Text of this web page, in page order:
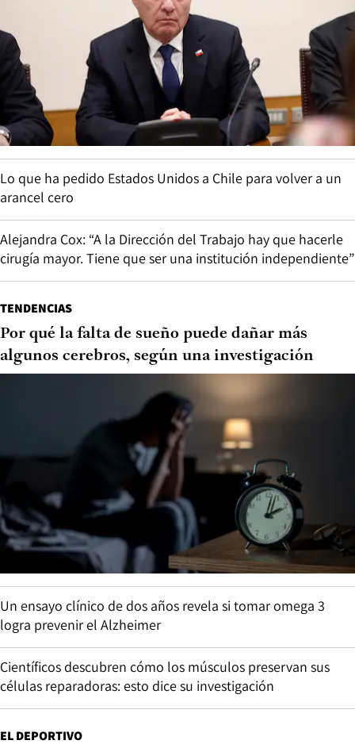
Lo que ha pedido Estados Unidos a Chile para volver a un
arancel cero
Alejandra Cox: “A la Dirección del Trabajo hay que hacerle
cirugía mayor. Tiene que ser una institución independiente”
TENDENCIAS
Por qué la falta de sueño puede dañar más
algunos cerebros, según una investigación
Un ensayo clínico de dos años revela si tomar omega 3
logra prevenir el Alzheimer
Científicos descubren cómo los músculos preservan sus
células reparadoras: esto dice su investigación
EL DEPORTIVO